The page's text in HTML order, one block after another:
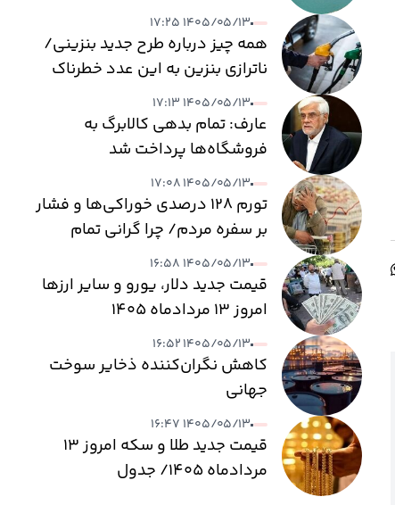
۱۴۰۵/۰۵/۱۳ ۱۷:۲۵
همه چیز درباره طرح جدید بنزینی/
ناترازی بنزین به این عدد خطرناک
می‌رسد
۱۴۰۵/۰۵/۱۳ ۱۷:۱۳
عارف: تمام بدهی کالابرگ به
فروشگاه‌ها پرداخت شد
۱۴۰۵/۰۵/۱۳ ۱۷:۰۸
تورم ۱۲۸ درصدی خوراکی‌ها و فشار
بر سفره مردم/ چرا گرانی تمام
نمی‌شود؟
۱۴۰۵/۰۵/۱۳ ۱۶:۵۸
قیمت جدید دلار، یورو و سایر ارزها
امروز ۱۳ مردادماه ۱۴۰۵
۱۴۰۵/۰۵/۱۳ ۱۶:۵۲
کاهش نگران‌کننده ذخایر سوخت
جهانی
۱۴۰۵/۰۵/۱۳ ۱۶:۴۷
قیمت جدید طلا و سکه امروز ۱۳
مردادماه ۱۴۰۵/ جدول